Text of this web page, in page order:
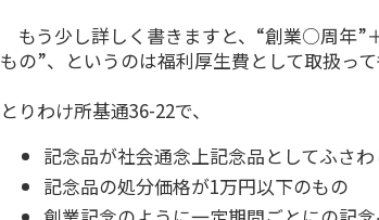
もう少し詳しく書きますと、“創業○周年”
もの”、というのは福利厚生費として取扱って
とりわけ所基通36-22で、
記念品が社会通念上記念品としてふさ
記念品の処分価格が1万円以下のもの